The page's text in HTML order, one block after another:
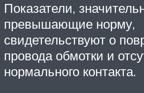
Показатели,
превышающие норму,
свидетельствуют о
провода обмотки и
нормального контакта.